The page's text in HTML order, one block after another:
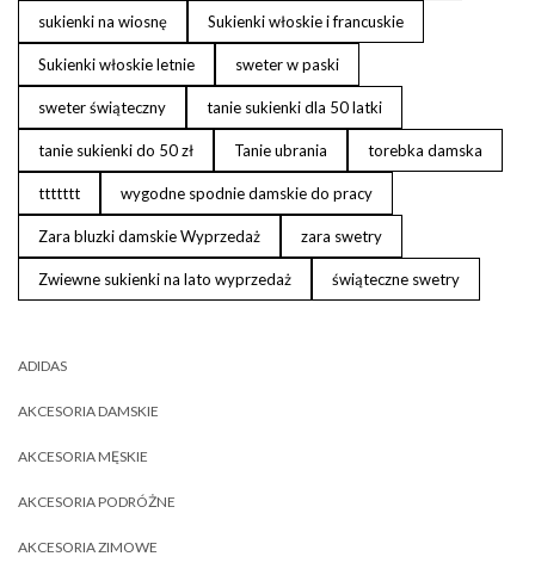
sukienki na wiosnę Sukienki włoskie i francuskie
Sukienki włoskie letnie sweter w paski
sweter świąteczny tanie sukienki dla 50 latki
tanie sukienki do 50 zł Tanie ubrania torebka damska
ttttttt wygodne spodnie damskie do pracy
Zara bluzki damskie Wyprzedaż zara swetry
Zwiewne sukienki na lato wyprzedaż świąteczne swetry
ADIDAS
AKCESORIA DAMSKIE
AKCESORIA MĘSKIE
AKCESORIA PODRÓŻNE
AKCESORIA ZIMOWE